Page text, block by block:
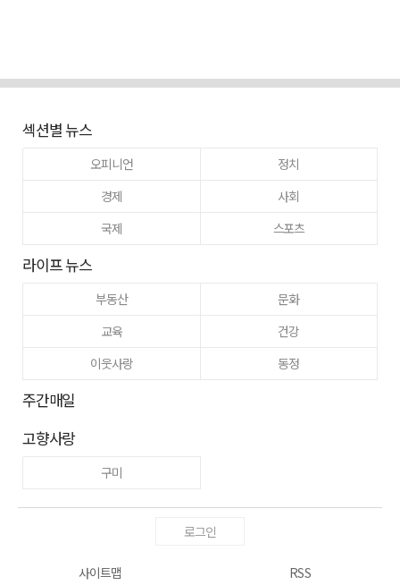
섹션별 뉴스
오피니언
정치
경제
사회
국제
스포츠
라이프 뉴스
부동산
문화
교육
건강
이웃사랑
동정
주간매일
고향사랑
구미
로그인
사이트맵 RSS